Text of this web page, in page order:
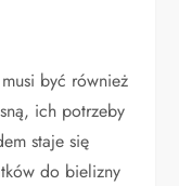
być również
ich potrzeby
staje się
do bielizny